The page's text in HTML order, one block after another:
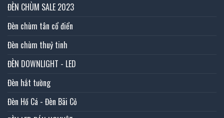
ĐÈN CHÙM SALE 2023
Đèn chùm tân cổ điển
Đèn chùm thuỷ tinh
ĐÈN DOWNLIGHT - LED
Đèn hắt tường
Đèn Hồ Cá - Đèn Bãi Cỏ